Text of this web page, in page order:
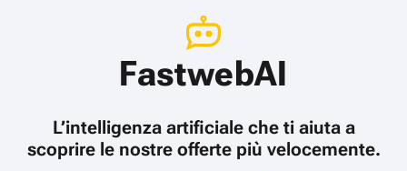
FastwebAI
L’intelligenza artificiale che ti aiuta a
scoprire le nostre offerte più velocemente.